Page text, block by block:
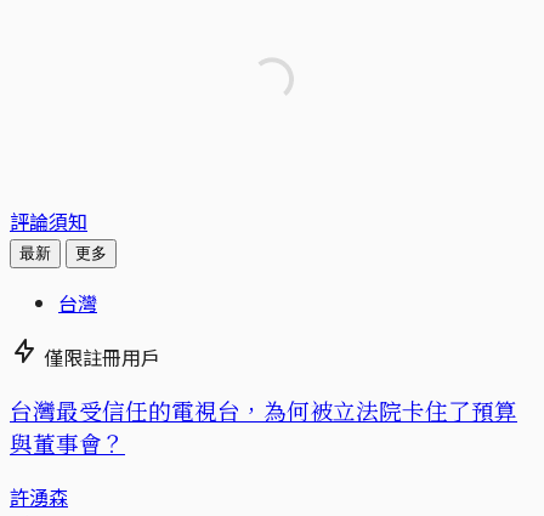
評論須知
最新 更多
台灣
僅限註冊用戶
台灣最受信任的電視台，為何被立法院卡住了預算
與董事會？
許湧森